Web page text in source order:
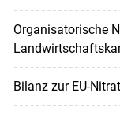
Organisatorische
Bilanz zur EU-